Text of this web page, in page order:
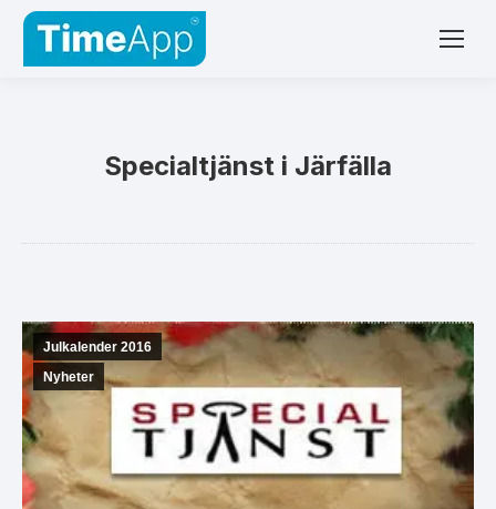
Specialtjänst i Järfälla
Julkalender 2016
Nyheter